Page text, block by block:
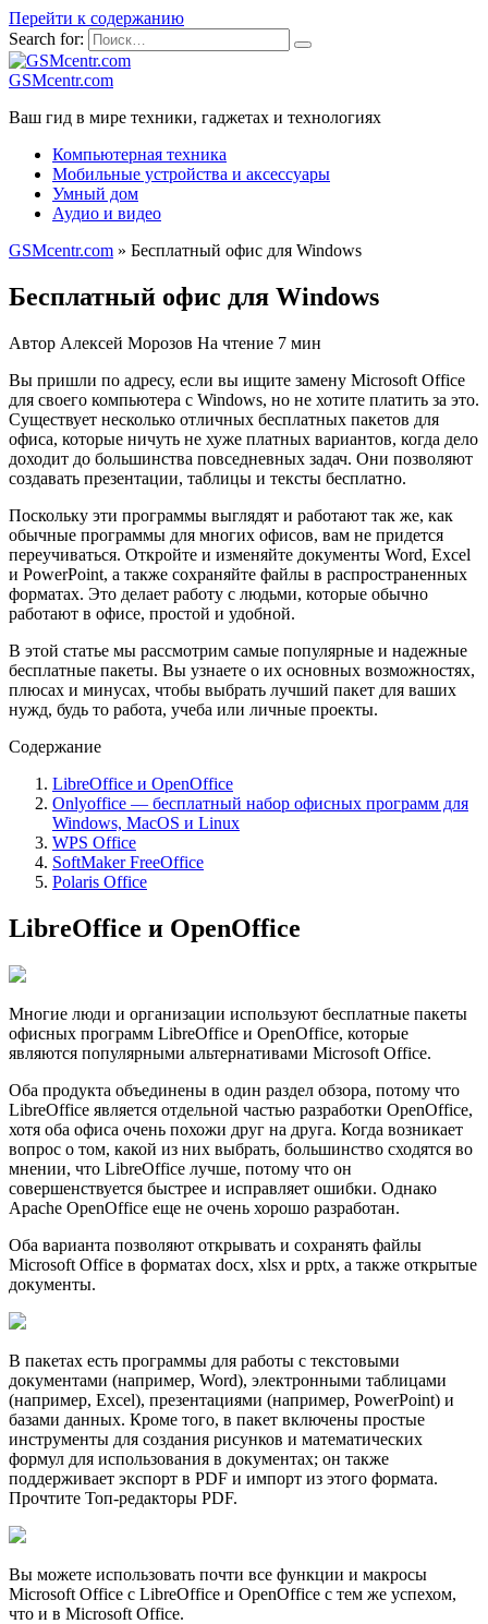
Перейти к содержанию
Search for:
GSMcentr.com
Ваш гид в мире техники, гаджетах и технологиях
Компьютерная техника
Мобильные устройства и аксессуары
Умный дом
Аудио и видео
GSMcentr.com » Бесплатный офис для Windows
Бесплатный офис для Windows
Автор Алексей Морозов На чтение 7 мин
Вы пришли по адресу, если вы ищите замену Microsoft Office
для своего компьютера с Windows, но не хотите платить за это.
Существует несколько отличных бесплатных пакетов для
офиса, которые ничуть не хуже платных вариантов, когда дело
доходит до большинства повседневных задач. Они позволяют
создавать презентации, таблицы и тексты бесплатно.
Поскольку эти программы выглядят и работают так же, как
обычные программы для многих офисов, вам не придется
переучиваться. Откройте и изменяйте документы Word, Excel
и PowerPoint, а также сохраняйте файлы в распространенных
форматах. Это делает работу с людьми, которые обычно
работают в офисе, простой и удобной.
В этой статье мы рассмотрим самые популярные и надежные
бесплатные пакеты. Вы узнаете о их основных возможностях,
плюсах и минусах, чтобы выбрать лучший пакет для ваших
нужд, будь то работа, учеба или личные проекты.
Содержание
LibreOffice и OpenOffice
Onlyoffice — бесплатный набор офисных программ для
Windows, MacOS и Linux
WPS Office
SoftMaker FreeOffice
Polaris Office
LibreOffice и OpenOffice
Многие люди и организации используют бесплатные пакеты
офисных программ LibreOffice и OpenOffice, которые
являются популярными альтернативами Microsoft Office.
Оба продукта объединены в один раздел обзора, потому что
LibreOffice является отдельной частью разработки OpenOffice,
хотя оба офиса очень похожи друг на друга. Когда возникает
вопрос о том, какой из них выбрать, большинство сходятся во
мнении, что LibreOffice лучше, потому что он
совершенствуется быстрее и исправляет ошибки. Однако
Apache OpenOffice еще не очень хорошо разработан.
Оба варианта позволяют открывать и сохранять файлы
Microsoft Office в форматах docx, xlsx и pptx, а также открытые
документы.
В пакетах есть программы для работы с текстовыми
документами (например, Word), электронными таблицами
(например, Excel), презентациями (например, PowerPoint) и
базами данных. Кроме того, в пакет включены простые
инструменты для создания рисунков и математических
формул для использования в документах; он также
поддерживает экспорт в PDF и импорт из этого формата.
Прочтите Топ-редакторы PDF.
Вы можете использовать почти все функции и макросы
Microsoft Office с LibreOffice и OpenOffice с тем же успехом,
что и в Microsoft Office.